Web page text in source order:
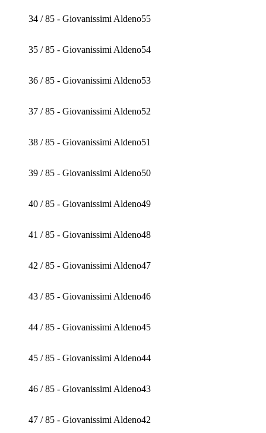
34 / 85 - Giovanissimi Aldeno55
35 / 85 - Giovanissimi Aldeno54
36 / 85 - Giovanissimi Aldeno53
37 / 85 - Giovanissimi Aldeno52
38 / 85 - Giovanissimi Aldeno51
39 / 85 - Giovanissimi Aldeno50
40 / 85 - Giovanissimi Aldeno49
41 / 85 - Giovanissimi Aldeno48
42 / 85 - Giovanissimi Aldeno47
43 / 85 - Giovanissimi Aldeno46
44 / 85 - Giovanissimi Aldeno45
45 / 85 - Giovanissimi Aldeno44
46 / 85 - Giovanissimi Aldeno43
47 / 85 - Giovanissimi Aldeno42